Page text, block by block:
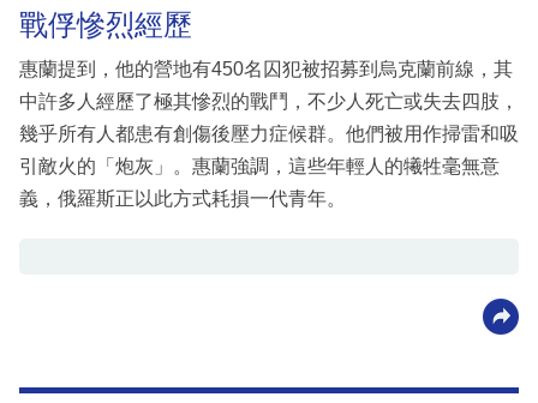
戰俘慘烈經歷
惠蘭提到，他的營地有450名囚犯被招募到烏克蘭前線，其
中許多人經歷了極其慘烈的戰鬥，不少人死亡或失去四肢，
幾乎所有人都患有創傷後壓力症候群。他們被用作掃雷和吸
引敵火的「炮灰」。惠蘭強調，這些年輕人的犧牲毫無意
義，俄羅斯正以此方式耗損一代青年。